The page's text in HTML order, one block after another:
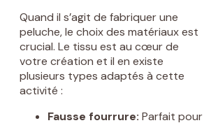
Quand il s’agit de fabriquer une
peluche, le choix des matériaux est
crucial. Le tissu est au cœur de
votre création et il en existe
plusieurs types adaptés à cette
activité :
Fausse fourrure: Parfait pour